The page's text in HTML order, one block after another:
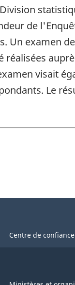
de
Un examen
réalisées
visait
Le
Centre de confiance